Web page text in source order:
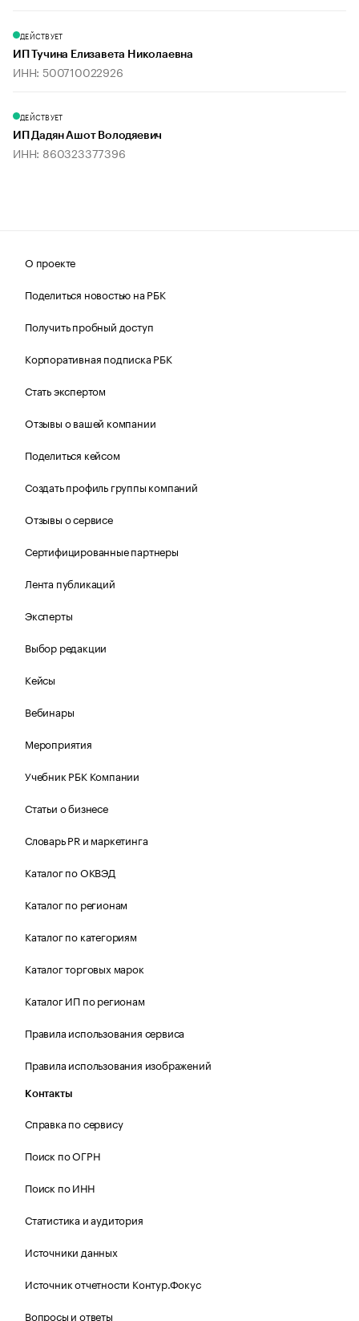
ДЕЙСТВУЕТ
ИП Тучина Елизавета Николаевна
ИНН: 500710022926
ДЕЙСТВУЕТ
ИП Дадян Ашот Володяевич
ИНН: 860323377396
О проекте
Поделиться новостью на РБК
Получить пробный доступ
Корпоративная подписка РБК
Стать экспертом
Отзывы о вашей компании
Поделиться кейсом
Создать профиль группы компаний
Отзывы о сервисе
Сертифицированные партнеры
Лента публикаций
Эксперты
Выбор редакции
Кейсы
Вебинары
Мероприятия
Учебник РБК Компании
Статьи о бизнесе
Словарь PR и маркетинга
Каталог по ОКВЭД
Каталог по регионам
Каталог по категориям
Каталог торговых марок
Каталог ИП по регионам
Правила использования сервиса
Правила использования изображений
Контакты
Справка по сервису
Поиск по ОГРН
Поиск по ИНН
Статистика и аудитория
Источники данных
Источник отчетности Контур.Фокус
Вопросы и ответы